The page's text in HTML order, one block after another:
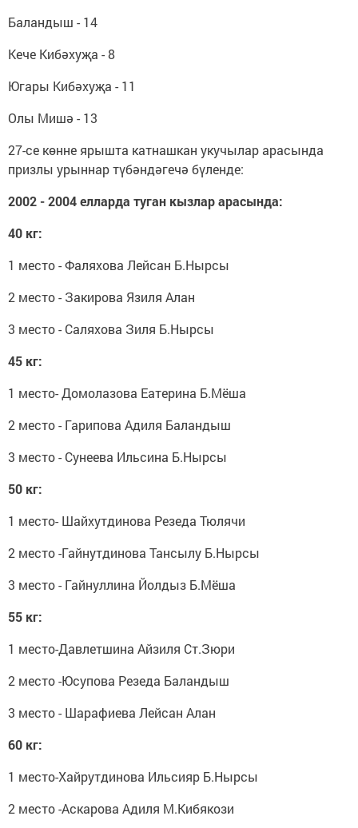
Баландыш - 14
Кече Кибәхуҗа - 8
Югары Кибәхуҗа - 11
Олы Мишә - 13
27-се көнне ярышта катнашкан укучылар арасында
призлы урыннар түбәндәгечә бүленде:
2002 - 2004 елларда туган кызлар арасында:
40 кг:
1 место - Фаляхова Лейсан Б.Нырсы
2 место - Закирова Язиля Алан
3 место - Саляхова Зиля Б.Нырсы
45 кг:
1 место- Домолазова Еатерина Б.Мёша
2 место - Гарипова Адиля Баландыш
3 место - Сунеева Ильсина Б.Нырсы
50 кг:
1 место- Шайхутдинова Резеда Тюлячи
2 место -Гайнутдинова Тансылу Б.Нырсы
3 место - Гайнуллина Йолдыз Б.Мёша
55 кг:
1 место-Давлетшина Айзиля Ст.Зюри
2 место -Юсупова Резеда Баландыш
3 место - Шарафиева Лейсан Алан
60 кг:
1 место-Хайрутдинова Ильсияр Б.Нырсы
2 место -Аскарова Адиля М.Кибякози